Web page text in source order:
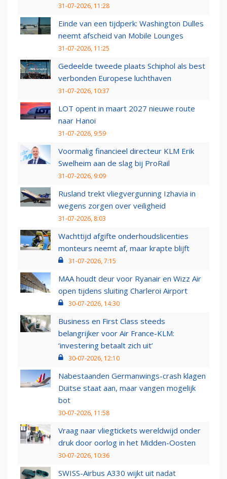
31-07-2026, 11:28
Einde van een tijdperk: Washington Dulles
neemt afscheid van Mobile Lounges
31-07-2026, 11:25
Gedeelde tweede plaats Schiphol als best
verbonden Europese luchthaven
31-07-2026, 10:37
LOT opent in maart 2027 nieuwe route
naar Hanoi
31-07-2026, 9:59
Voormalig financieel directeur KLM Erik
Swelheim aan de slag bij ProRail
31-07-2026, 9:09
Rusland trekt vliegvergunning Izhavia in
wegens zorgen over veiligheid
31-07-2026, 8:03
Wachttijd afgifte onderhoudslicenties
monteurs neemt af, maar krapte blijft
31-07-2026, 7:15
MAA houdt deur voor Ryanair en Wizz Air
open tijdens sluiting Charleroi Airport
30-07-2026, 14:30
Business en First Class steeds
belangrijker voor Air France-KLM:
‘investering betaalt zich uit’
30-07-2026, 12:10
Nabestaanden Germanwings-crash klagen
Duitse staat aan, maar vangen mogelijk
bot
30-07-2026, 11:58
Vraag naar vliegtickets wereldwijd onder
druk door oorlog in het Midden-Oosten
30-07-2026, 10:36
SWISS-Airbus A330 wijkt uit nadat